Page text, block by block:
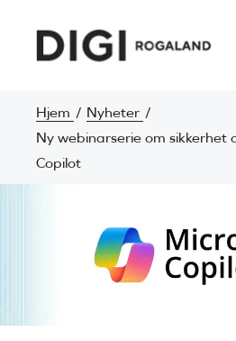
Hjem
Nyheter
Ny webinarserie om sikkerhet
Copilot